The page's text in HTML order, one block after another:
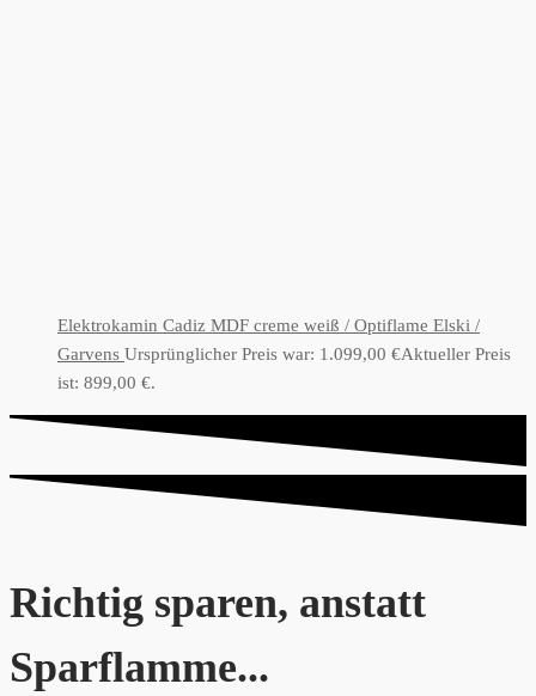
Elektrokamin Cadiz MDF creme weiß / Optiflame Elski /
Garvens Ursprünglicher Preis war: 1.099,00 €Aktueller Preis
ist: 899,00 €.
Richtig sparen, anstatt
Sparflamme...